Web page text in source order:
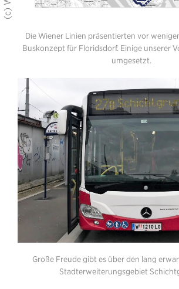
Die Wiener Linien präsentierten vor
Buskonzept für Floridsdorf. Einige unserer
umgesetzt.
Große Freude gibt es über den lang
Stadterweiterungsgebiet